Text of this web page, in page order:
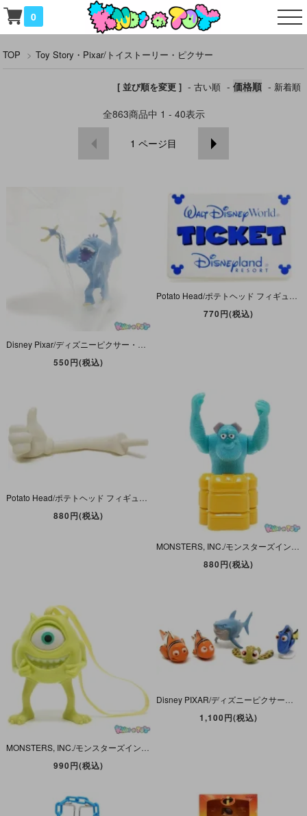
0
TOP > Toy Story・Pixar/トイストーリー・ピクサー
[ 並び順を変更 ] - 古い順 - 価格順 - 新着順
全863商品中 1 - 40表示
1 ページ目
550円(税込)
770円(税込)
880円(税込)
880円(税込)
990円(税込)
1,100円(税込)